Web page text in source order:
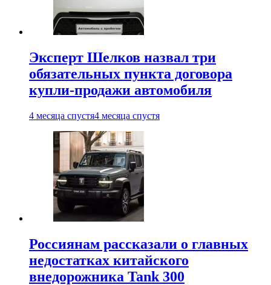
Эксперт Шелков назвал три
обязательных пункта договора
купли-продажи автомобиля
4 месяца спустя4 месяца спустя
Россиянам рассказали о главных
недостатках китайского
внедорожника Tank 300